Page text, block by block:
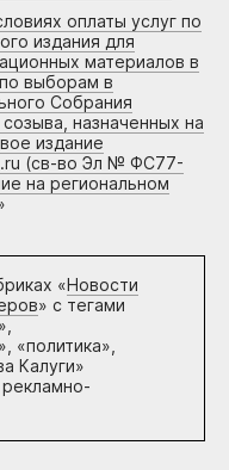
оплаты услуг по
издания для
материалов в
выборам в
Собрания
назначенных на
издание
(св-во Эл № ФС77-
на региональном
«Новости
» с тегами
«политика»,
Калуги»